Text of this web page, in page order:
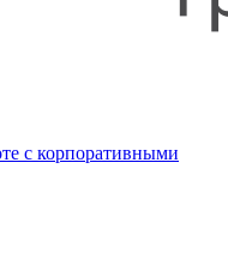
с корпоративными